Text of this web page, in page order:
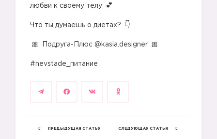
любви к своему телу
Что ты думаешь о диетах?
Подруга-Плюс @kasia.designer
#nevstade_питание
ПРЕДЫДУЩАЯ СТАТЬЯ СЛЕДУЮЩАЯ СТАТЬЯ